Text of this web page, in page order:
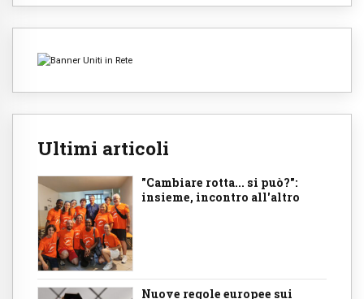
Ultimi articoli
"Cambiare rotta... si può?":
insieme, incontro all'altro
Nuove regole europee sui